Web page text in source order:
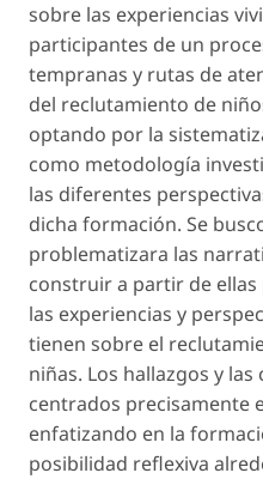
sobre las experiencias
participantes de un
tempranas y rutas de
del reclutamiento de
optando por la
como metodología
las diferentes
dicha formación. Se
problematizara las
construir a partir de
las experiencias y
tienen sobre el
niñas. Los hallazgos y
centrados precisamente
enfatizando en la
posibilidad reflexiva